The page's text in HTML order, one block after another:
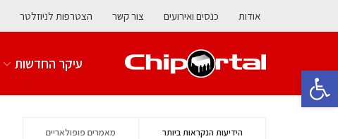
פתח סרגל נגישות
אודות כנסים ואירועים צור קשר הצטרפות לניוזלטר
עיקר החדשות
הידיעות הנקראות ביותר מאמרים פופולאריים